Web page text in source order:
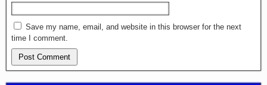
Save my name, email, and website in this browser for the next
time I comment.